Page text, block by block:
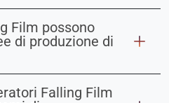
Film possono
di produzione di
Falling Film